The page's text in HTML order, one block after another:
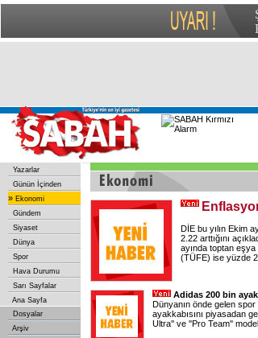
Yazarlar
Günün İçinden
» Ekonomi
Gündem
Siyaset
Dünya
Spor
Hava Durumu
Sarı Sayfalar
Ana Sayfa
Dosyalar
Arşiv
DİE bu yılın Ekim
2.22 arttığını
ayında toptan eşya
(TÜFE) ise yüzde
Adidas 200 bin
Dünyanın önde gelen
ayakkabısını piyasadan
Ultra'' ve ''Pro Team'' model